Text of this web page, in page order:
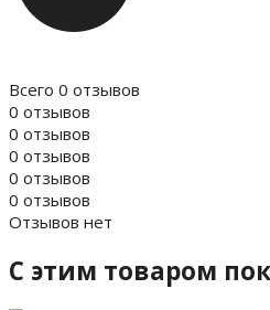
Всего 0 отзывов
0 отзывов
0 отзывов
0 отзывов
0 отзывов
0 отзывов
Отзывов нет
C этим товаром